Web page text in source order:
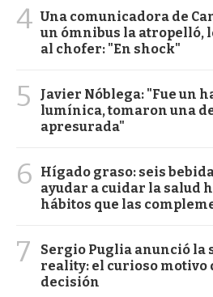
4 Una comunicadora de
un ómnibus la atropelló,
al chofer: "En shock"
5
Javier Nóblega: "Fue un
lumínica, tomaron una
apresurada"
6
Hígado graso: seis
ayudar a cuidar la salud
hábitos que las
7
Sergio Puglia anunció la
reality: el curioso motivo
decisión